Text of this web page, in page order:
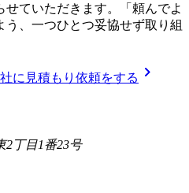
ていただきます。「頼んでよ
、一つひとつ妥協せず取り組
に見積もり依頼をする chevron_right
2丁目1番23号